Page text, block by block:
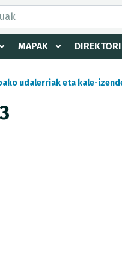
MAPAK
udalerriak eta kale-